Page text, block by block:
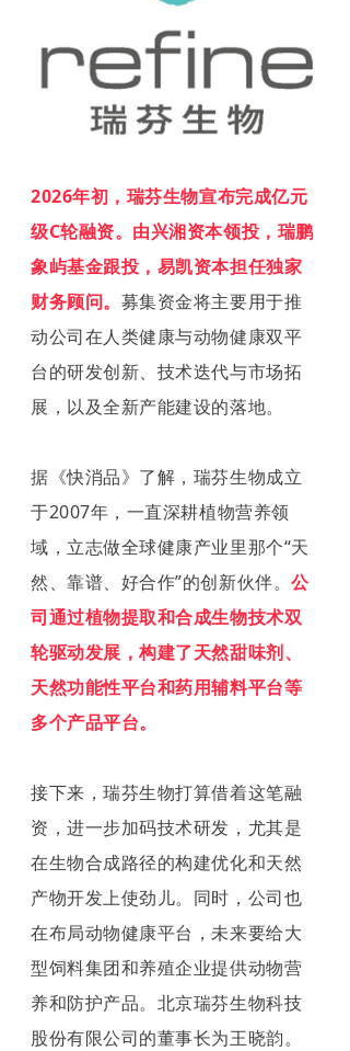
2026年初，瑞芬生物宣布完成亿元
级C轮融资。由兴湘资本领投，瑞鹏
象屿基金跟投，易凯资本担任独家
财务顾问。 募集资金将主要用于推
动公司在人类健康与动物健康双平
台的研发创新、技术迭代与市场拓
展，以及全新产能建设的落地。
据《快消品》了解，瑞芬生物成立
于2007年，一直深耕植物营养领
域，立志做全球健康产业里那个“天
然、靠谱、好合作”的创新伙伴。公
司通过植物提取和合成生物技术双
轮驱动发展，构建了天然甜味剂、
天然功能性平台和药用辅料平台等
多个产品平台。
接下来，瑞芬生物打算借着这笔融
资，进一步加码技术研发，尤其是
在生物合成路径的构建优化和天然
产物开发上使劲儿。同时，公司也
在布局动物健康平台，未来要给大
型饲料集团和养殖企业提供动物营
养和防护产品。北京瑞芬生物科技
股份有限公司的董事长为王晓韵。